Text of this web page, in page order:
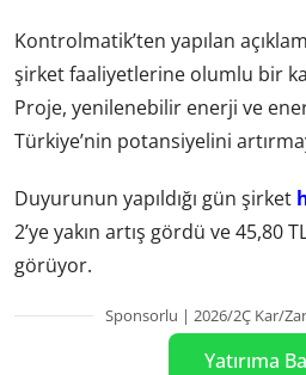
Kontrolmatik’ten yapılan
şirket faaliyetlerine olumlu bir
Proje, yenilenebilir enerji ve
Türkiye’nin potansiyelini
Duyurunun yapıldığı gün şirket
2’ye yakın artış gördü ve 45,80
görüyor.
Sponsorlu | 2026/2Ç Kar/
Yatırıma